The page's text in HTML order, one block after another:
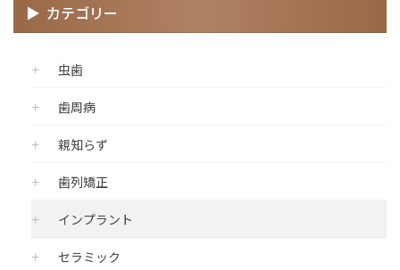
カテゴリー
虫歯
歯周病
親知らず
歯列矯正
インプラント
セラミック